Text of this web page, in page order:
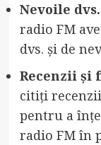
Nevoile dvs.
radio FM
dvs. și de
Recenzii și
citiți
pentru a
radio FM în